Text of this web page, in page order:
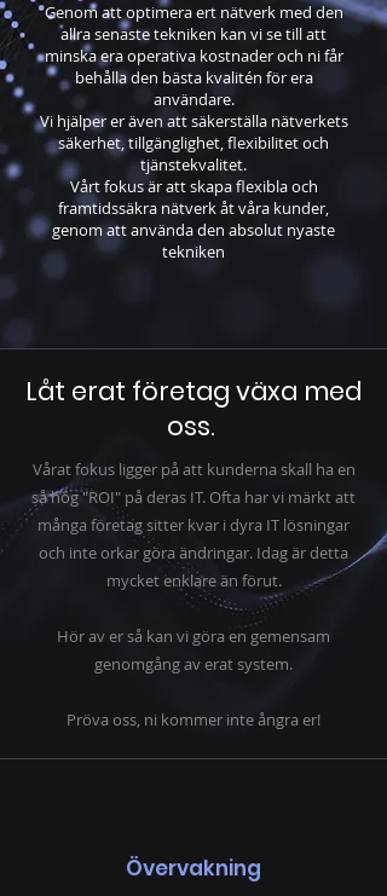
Genom att optimera ert nätverk med den
allra senaste tekniken kan vi se till att
minska era operativa kostnader och ni får
behålla den bästa kvalitén för era
användare.
Vi hjälper er även att säkerställa nätverkets
säkerhet, tillgänglighet, flexibilitet och
tjänstekvalitet.
Vårt fokus är att skapa flexibla och
framtidssäkra nätverk åt våra kunder,
genom att använda den absolut nyaste
tekniken
Låt erat företag växa med
oss.
Vårat fokus ligger på att kunderna skall ha en
så hög "ROI" på deras IT. Ofta har vi märkt att
många företag sitter kvar i dyra IT lösningar
och inte orkar göra ändringar. Idag är detta
mycket enklare än förut.
Hör av er så kan vi göra en gemensam
genomgång av erat system.
Pröva oss, ni kommer inte ångra er!
Övervakning